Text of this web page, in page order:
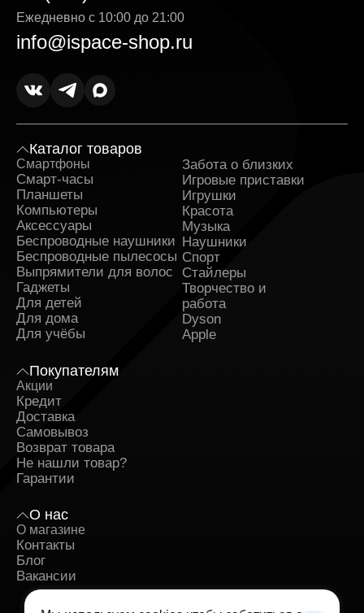
Ежедневно с 10:00 до 21:00
info@ispace-shop.ru
Каталог товаров
Смартфоны
Смарт-часы
Планшеты
Компьютеры
Аксессуары
Беспроводные наушники
Беспроводные пылесосы
Выпрямители для волос
Гаджеты
Для детей
Для дома
Для учёбы
Забота о близких
Игровые приставки
Игрушки
Красота
Музыка
Наушники
Спорт
Стайлеры
Творчество и
работа
Dyson
Apple
Покупателям
Акции
Кредит
Доставка
Самовывоз
Возврат товара
Не нашли товар?
Гарантии
О нас
О магазине
Контакты
Блог
Вакансии